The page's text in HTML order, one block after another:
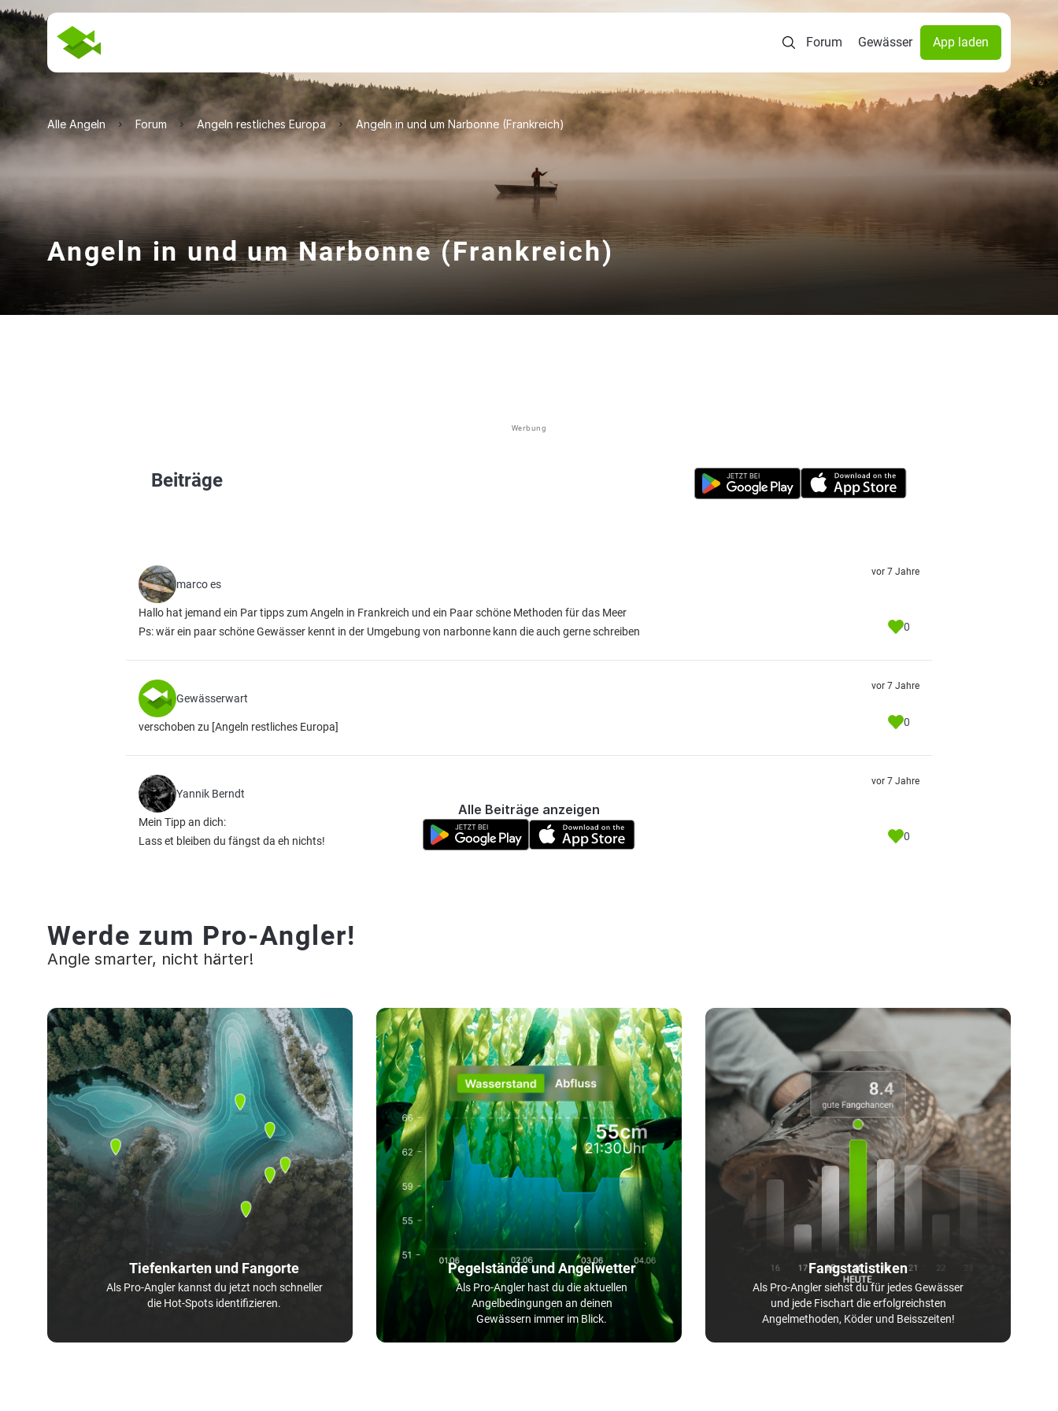
Forum Gewässer App laden
Alle Angeln Forum Angeln restliches Europa Angeln in und um Narbonne (Frankreich)
Angeln in und um Narbonne (Frankreich)
Werbung
Beiträge
marco es
Hallo hat jemand ein Par tipps zum Angeln in Frankreich und ein Paar schöne Methoden für das Meer
Ps: wär ein paar schöne Gewässer kennt in der Umgebung von narbonne kann die auch gerne schreiben
vor 7 Jahre
0
Gewässerwart
verschoben zu [Angeln restliches Europa]
vor 7 Jahre
0
Yannik Berndt
Mein Tipp an dich:
Lass et bleiben du fängst da eh nichts!
vor 7 Jahre
0
Alle Beiträge anzeigen
Werde zum Pro-Angler!
Angle smarter, nicht härter!
Tiefenkarten und Fangorte
Als Pro-Angler kannst du jetzt noch schneller
die Hot-Spots identifizieren.
Pegelstände und Angelwetter
Als Pro-Angler hast du die aktuellen
Angelbedingungen an deinen
Gewässern immer im Blick.
Fangstatistiken
Als Pro-Angler siehst du für jedes Gewässer
und jede Fischart die erfolgreichsten
Angelmethoden, Köder und Beisszeiten!